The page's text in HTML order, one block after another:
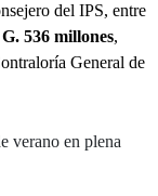
del IPS, entre
536 millones,
General de
verano en plena